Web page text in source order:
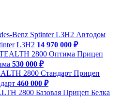
Автодом
L3H2 14 970 000 ₽
Прицеп
530 000 ₽
Прицеп
460 000 ₽
Прицеп Белка